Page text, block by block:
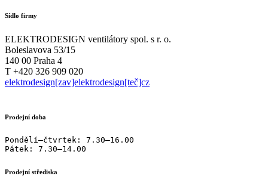
Sídlo firmy
ELEKTRODESIGN ventilátory spol. s r. o.
Boleslavova 53/15
140 00 Praha 4
T +420 326 909 020
elektrodesign[zav]elektrodesign[teč]cz
Prodejní doba
Pondělí–čtvrtek: 7.30–16.00
Pátek: 7.30–14.00
Prodejní střediska